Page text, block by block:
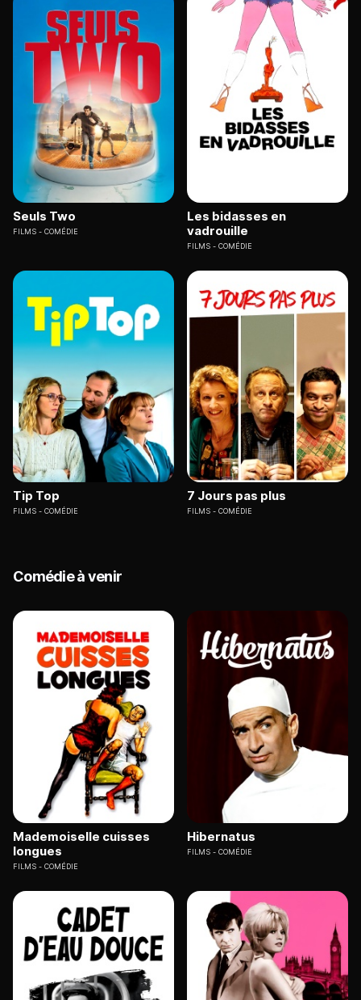
Seuls Two
FILMS COMÉDIE
Les bidasses en
vadrouille
FILMS COMÉDIE
Tip Top
FILMS COMÉDIE
7 Jours pas plus
FILMS COMÉDIE
Comédie à venir
Mademoiselle cuisses
longues
FILMS COMÉDIE
Hibernatus
FILMS COMÉDIE